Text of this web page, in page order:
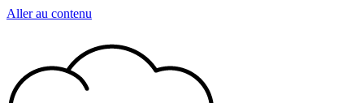
Aller au contenu